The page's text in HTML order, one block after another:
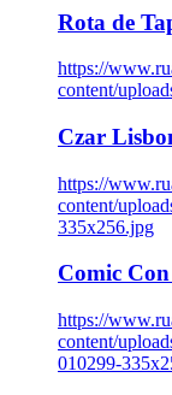
Rota de
https://
content/
Czar
https://
content/
335x256.jpg
Comic
https://
content/
010299-